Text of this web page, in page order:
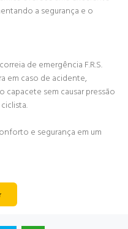
a segurança e o
de emergência F.R.S.
em caso de acidente,
capacete sem causar pressão
e segurança em um